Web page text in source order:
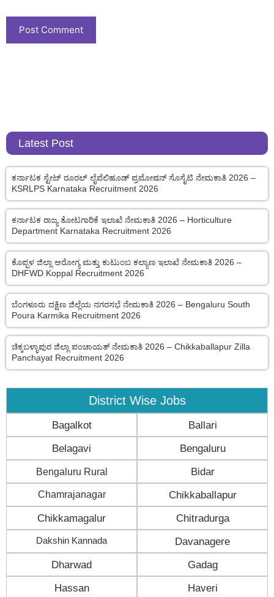
Latest Post
ಕರ್ನಾಟಕ ಸ್ಟೇಟ್ ರೂರಲ್ ಲೈವೆಲಿಹೂಡ್ ಪ್ರಮೋಷನ್ ಸೊಸೈಟಿ ನೇಮಕಾತಿ 2026 –
KSRLPS Karnataka Recruitment 2026
ಕರ್ನಾಟಕ ರಾಜ್ಯ ತೋಟಗಾರಿಕೆ ಇಲಾಖೆ ನೇಮಕಾತಿ 2026 – Horticulture
Department Karnataka Recruitment 2026
ಕೊಪ್ಪಳ ಜಿಲ್ಲಾ ಆರೋಗ್ಯ ಮತ್ತು ಕುಟುಂಬ ಕಲ್ಯಾಣ ಇಲಾಖೆ ನೇಮಕಾತಿ 2026 –
DHFWD Koppal Recruitment 2026
ಬೆಂಗಳೂರು ದಕ್ಷಿಣ ಜಿಲ್ಲೆಯ ನಗರಸಭೆ ನೇಮಕಾತಿ 2026 – Bengaluru South
Poura Karmika Recruitment 2026
ಚಿಕ್ಕಬಳ್ಳಾಪುರ ಜಿಲ್ಲಾ ಪಂಚಾಯತ್ ನೇಮಕಾತಿ 2026 – Chikkaballapur Zilla
Panchayat Recruitment 2026
District Wise Jobs
Bagalkot Ballari
Belagavi Bengaluru
Bengaluru Rural Bidar
Chamrajanagar Chikkaballapur
Chikkamagalur Chitradurga
Dakshin Kannada Davanagere
Dharwad Gadag
Hassan Haveri